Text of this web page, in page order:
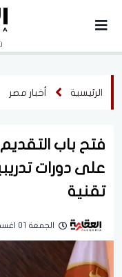
الرئيسية أخبار مصر
فتح باب
على دورات
تقنية
الجمعة 01 اغسطس 2025 | 06:47 مساءً